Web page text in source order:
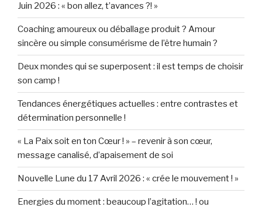
Juin 2026 : « bon allez, t’avances ?! »
Coaching amoureux ou déballage produit ? Amour
sincère ou simple consumérisme de l’être humain ?
Deux mondes qui se superposent : il est temps de choisir
son camp !
Tendances énergétiques actuelles : entre contrastes et
détermination personnelle !
« La Paix soit en ton Cœur ! » – revenir à son cœur,
message canalisé, d’apaisement de soi
Nouvelle Lune du 17 Avril 2026 : « crée le mouvement ! »
Energies du moment : beaucoup l’agitation… ! ou